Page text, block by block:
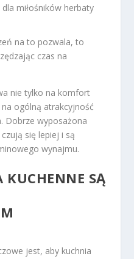
miłośników herbaty
na to pozwala, to
czas na
nie tylko na komfort
ogólną atrakcyjność
Dobrze wyposażona
się lepiej i są
wynajmu.
KUCHENNE SĄ
jest, aby kuchnia